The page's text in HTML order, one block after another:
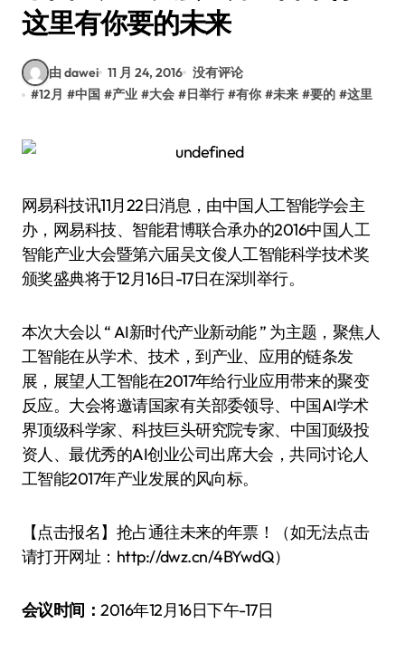
这里有你要的未来
由 dawei 11 月 24, 2016 没有评论
#12月 #中国 #产业 #大会 #日举行 #有你 #未来 #要的 #这里
网易科技讯11月22日消息，由中国人工智能学会主
办，网易科技、智能君博联合承办的2016中国人工
智能产业大会暨第六届吴文俊人工智能科学技术奖
颁奖盛典将于12月16日-17日在深圳举行。
本次大会以 “ AI新时代·产业新动能 ” 为主题，聚焦人
工智能在从学术、技术，到产业、应用的链条发
展，展望人工智能在2017年给行业应用带来的聚变
反应。大会将邀请国家有关部委领导、中国AI学术
界顶级科学家、科技巨头研究院专家、中国顶级投
资人、最优秀的AI创业公司出席大会，共同讨论人
工智能2017年产业发展的风向标。
【点击报名】抢占通往未来的年票！（如无法点击
请打开网址：http://dwz.cn/4BYwdQ）
会议时间：2016年12月16日下午-17日